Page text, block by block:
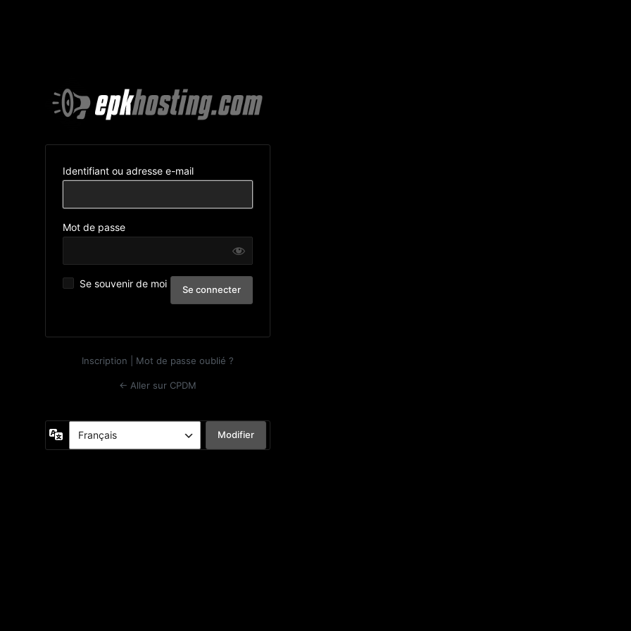
Identifiant ou adresse e-mail
Mot de passe
Se souvenir de moi
Inscription Mot de passe oublié ?
← Aller sur CPDM
Langue